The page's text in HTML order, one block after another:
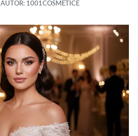
AUTOR: 1001COSMETICE